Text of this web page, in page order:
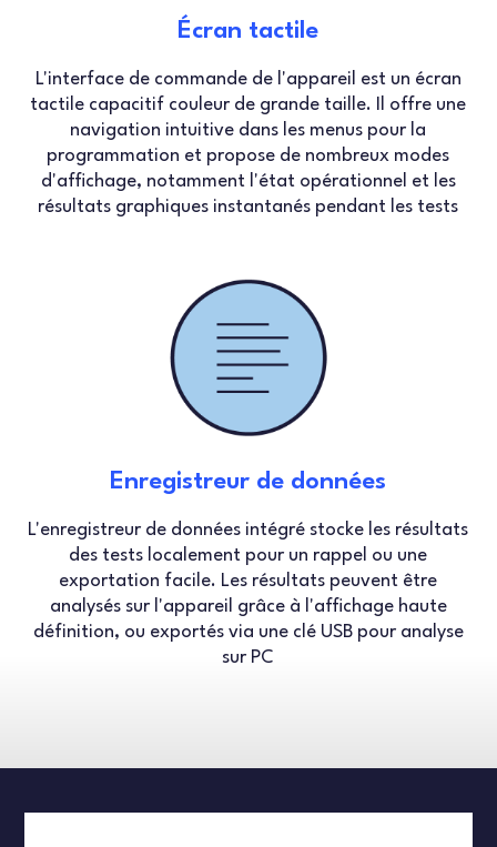
Écran tactile
L'interface de commande de l'appareil est un écran
tactile capacitif couleur de grande taille. Il offre une
navigation intuitive dans les menus pour la
programmation et propose de nombreux modes
d'affichage, notamment l'état opérationnel et les
résultats graphiques instantanés pendant les tests
Enregistreur de données
L'enregistreur de données intégré stocke les résultats
des tests localement pour un rappel ou une
exportation facile. Les résultats peuvent être
analysés sur l'appareil grâce à l'affichage haute
définition, ou exportés via une clé USB pour analyse
sur PC